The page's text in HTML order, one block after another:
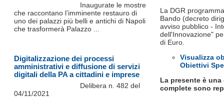
La DGR
Bando (decreto
avviso pubblico -
dell'Innovazione"
di Euro.
Visualizza
Obiettivi
La presente è
complete sono
Inaugurate le mostre
che raccontano l’imminente restauro di
uno dei palazzi più belli e antichi di Napoli
che trasformerà Palazzo ...
Digitalizzazione dei processi
amministrativi e diffusione di servizi
digitali della PA a cittadini e imprese
Delibera n. 482 del
04/11/2021